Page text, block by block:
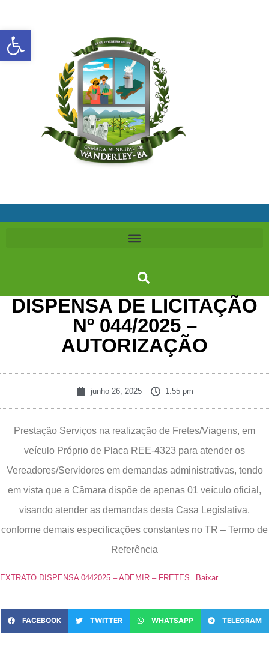
DISPENSA DE LICITAÇÃO
Nº 044/2025 –
AUTORIZAÇÃO
junho 26, 2025 1:55 pm
Prestação Serviços na realização de Fretes/Viagens, em
veículo Próprio de Placa REE-4323 para atender os
Vereadores/Servidores em demandas administrativas, tendo
em vista que a Câmara dispõe de apenas 01 veículo oficial,
visando atender as demandas desta Casa Legislativa,
conforme demais especificações constantes no TR – Termo de
Referência
EXTRATO DISPENSA 0442025 – ADEMIR – FRETES Baixar
FACEBOOK TWITTER WHATSAPP TELEGRAM
Abrir a barra de ferramentas